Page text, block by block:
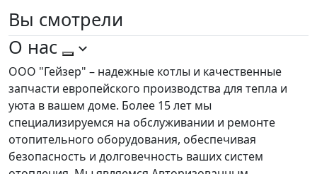
Вы смотрели
О нас
ООО "Гейзер" – надежные котлы и качественные
запчасти европейского производства для тепла и
уюта в вашем доме. Более 15 лет мы
специализируемся на обслуживании и ремонте
отопительного оборудования, обеспечивая
безопасность и долговечность ваших систем